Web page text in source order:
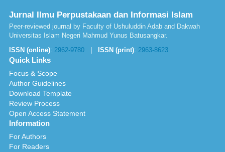
Jurnal Ilmu Perpustakaan dan Informasi Islam
Peer-reviewed journal by Faculty of Ushuluddin Adab and Dakwah
Universitas Islam Negeri Mahmud Yunus Batusangkar.
ISSN (online): 2962-9780 ISSN (print): 2963-8623
Quick Links
Focus & Scope
Author Guidelines
Download Template
Review Process
Open Access Statement
Information
For Authors
For Readers